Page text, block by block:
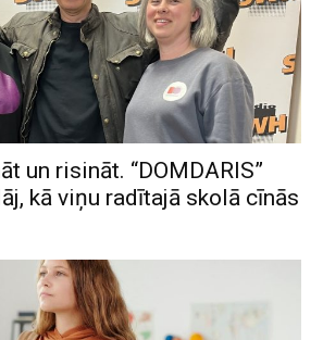
un risināt. “DOMDARIS”
kā viņu radītajā skolā cīnās